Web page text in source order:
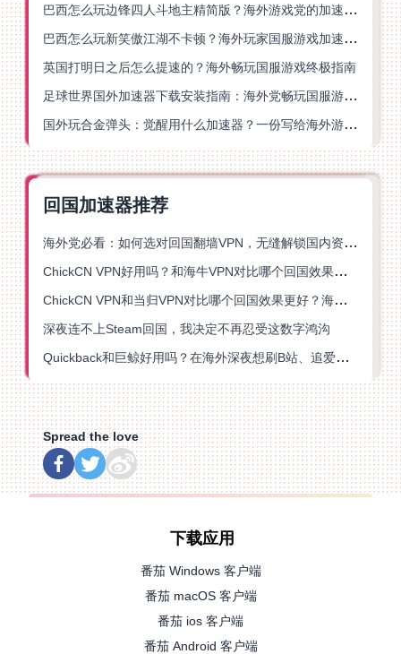
巴西怎么玩边锋四人斗地主精简版？海外游戏党的加速器终极选择
巴西怎么玩新笑傲江湖不卡顿？海外玩家国服游戏加速终极指南（附猫和老鼠一梦江湖实测）
英国打明日之后怎么提速的？海外畅玩国服游戏终极指南
足球世界国外加速器下载安装指南：海外党畅玩国服游戏的终极解决方案
国外玩合金弹头：觉醒用什么加速器？一份写给海外游子的畅玩指南
回国加速器推荐
海外党必看：如何选对回国翻墙VPN，无缝解锁国内资源？
ChickCN VPN好用吗？和海牛VPN对比哪个回国效果更好？
ChickCN VPN和当归VPN对比哪个回国效果更好？海外党亲测后选了它
深夜连不上Steam回国，我决定不再忍受这数字鸿沟
Quickback和巨鲸好用吗？在海外深夜想刷B站、追爱奇艺的你，或许正需要这份答案
Spread the love
下载应用
番茄 Windows 客户端
番茄 macOS 客户端
番茄 ios 客户端
番茄 Android 客户端